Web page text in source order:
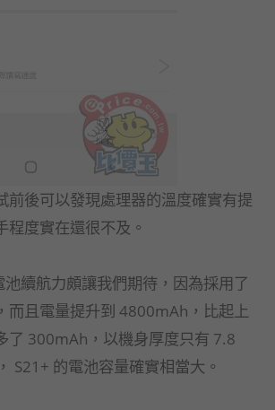
前後可以發現處理器的溫度確實有提
程度實在還很不及。
池續航力頗讓我們期待，因為採用了
而且電量提升到 4800mAh，比起上
了 300mAh，以機身厚度只有 7.8
S21+ 的電池容量確實相當大。